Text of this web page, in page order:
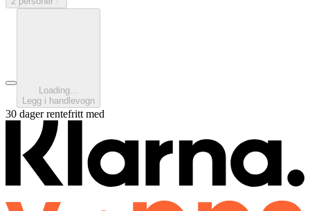
Loading...
Legg i handlevogn
30 dager rentefritt med